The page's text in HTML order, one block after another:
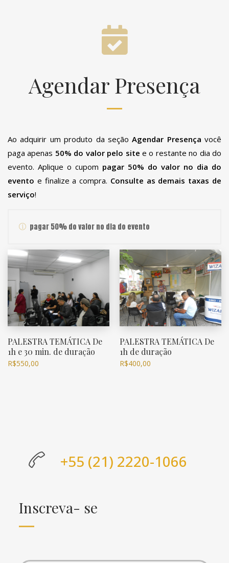
Agendar Presença
Ao adquirir um produto da seçãoAgendar Presença você
paga apenas 50% do valor pelo site e o restante no dia do
evento. Aplique o cupom pagar 50% do valor no dia do
evento e finalize a compra. Consulte as demais taxas de
serviço!
pagar 50% do valor no dia do evento
PALESTRA TEMÁTICA De
1h e 30 min. de duração
R$550,00
PALESTRA TEMÁTICA De
1h de duração
R$400,00
+55 (21) 2220-1066
Inscreva- se